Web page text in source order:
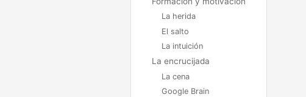
La herida
El salto
La intuición
La encrucijada
La cena
Google Brain